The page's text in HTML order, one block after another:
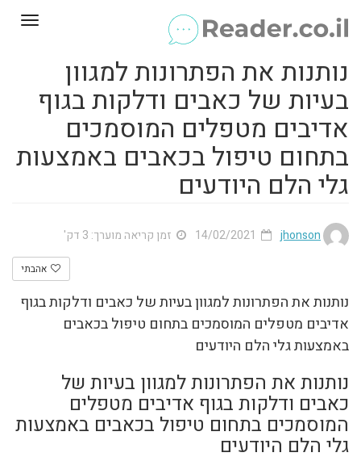
נותנות את הפתרונות למגוון
בעיות של כאבים ודלקות בגוף
אדיבים מטפלים המוסמכים
בתחום טיפול בכאבים באמצעות
גלי הלם היודעים
jhonson זמן קריאה מוערך: 3 דק'
אהבתי
נותנות את הפתרונות למגוון בעיות של כאבים ודלקות בגוף
אדיבים מטפלים המוסמכים בתחום טיפול בכאבים
באמצעות גלי הלם היודעים
נותנות את הפתרונות למגוון בעיות של
כאבים ודלקות בגוף אדיבים מטפלים
המוסמכים בתחום טיפול בכאבים באמצעות
גלי הלם היודעים